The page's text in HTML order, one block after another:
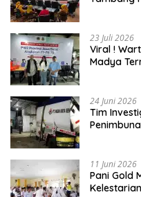
23 Juli 2026
Viral !
Madya
24 Juni 2026
Tim
11 Juni 2026
Pani Gold